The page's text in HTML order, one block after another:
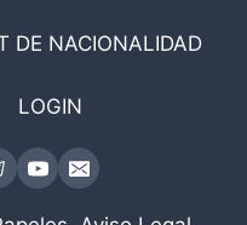
DE NACIONALIDAD
LOGIN